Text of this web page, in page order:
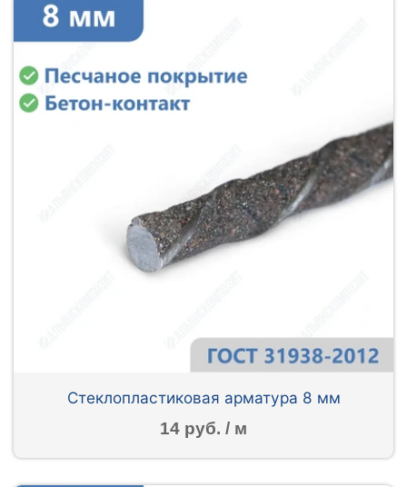
Стеклопластиковая арматура 8 мм
14 руб. / м